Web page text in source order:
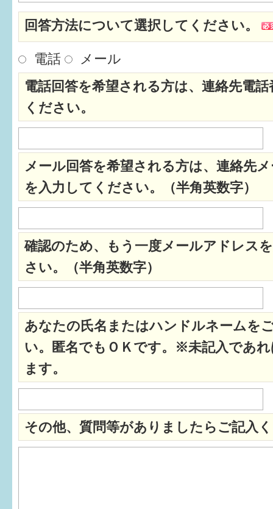
回答方法について選択してください。
電話
メール
電話回答を希望される方は、連絡先電
ください。
メール回答を希望される方は、連絡先
を入力してください。（半角英数字）
確認のため、もう一度メールアドレス
さい。（半角英数字）
あなたの氏名またはハンドルネームを
い。匿名でもＯＫです。※未記入であ
ます。
その他、質問等がありましたらご記入
子育て情報誌「ほっと」
食育
福井市図書館オススメの本
お出かけ情報
パパもママも子育て
ワンポイント英会話
ソーシャルメディア
すまいるサポート行事案内